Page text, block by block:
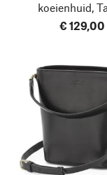
koeienhuid,
€ 129,00